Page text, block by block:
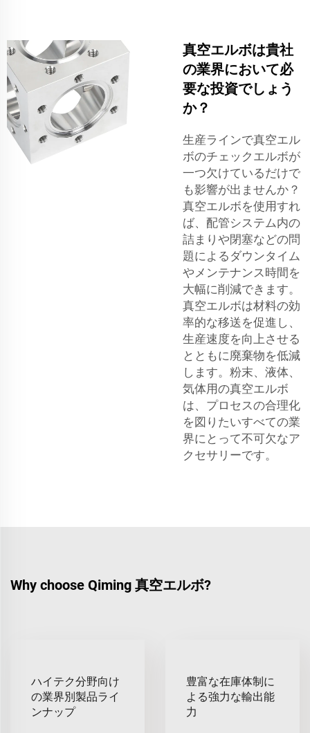
真空エルボは貴社
の業界において必
要な投資でしょう
か？
生産ラインで真空エル
ボのチェックエルボが
一つ欠けているだけで
も影響が出ませんか？
真空エルボを使用すれ
ば、配管システム内の
詰まりや閉塞などの問
題によるダウンタイム
やメンテナンス時間を
大幅に削減できます。
真空エルボは材料の効
率的な移送を促進し、
生産速度を向上させる
とともに廃棄物を低減
します。粉末、液体、
気体用の真空エルボ
は、プロセスの合理化
を図りたいすべての業
界にとって不可欠なア
クセサリーです。
Why choose Qiming 真空エルボ?
ハイテク分野向け
の業界別製品ライ
ンナップ
豊富な在庫体制に
よる強力な輸出能
力